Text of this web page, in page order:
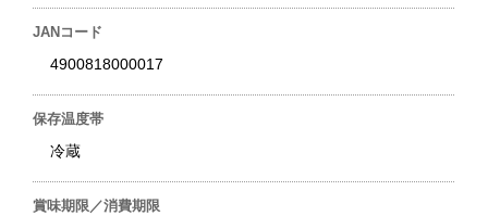
JANコード
4900818000017
保存温度帯
冷蔵
賞味期限／消費期限